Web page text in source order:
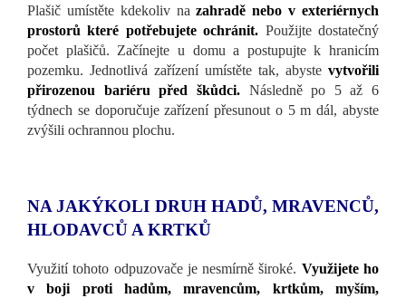
Plašič umístěte kdekoliv nazahradě nebo v exteriérnych
prostorů které potřebujete ochránit. Použijte dostatečný
počet plašičů. Začínejte u domu a postupujte k hranicím
pozemku. Jednotlivá zařízení umístěte tak, abyste vytvořili
přirozenou bariéru před škůdci.Následně po 5 až 6
týdnech se doporučuje zařízení přesunout o 5 m dál, abyste
zvýšili ochrannou plochu.
NA JAKÝKOLI DRUH HADŮ, MRAVENCŮ,
HLODAVCŮ A KRTKŮ
Využití tohoto odpuzovače je nesmírně široké. Využijete ho
v boji proti hadům, mravencům, krtkům, myším,